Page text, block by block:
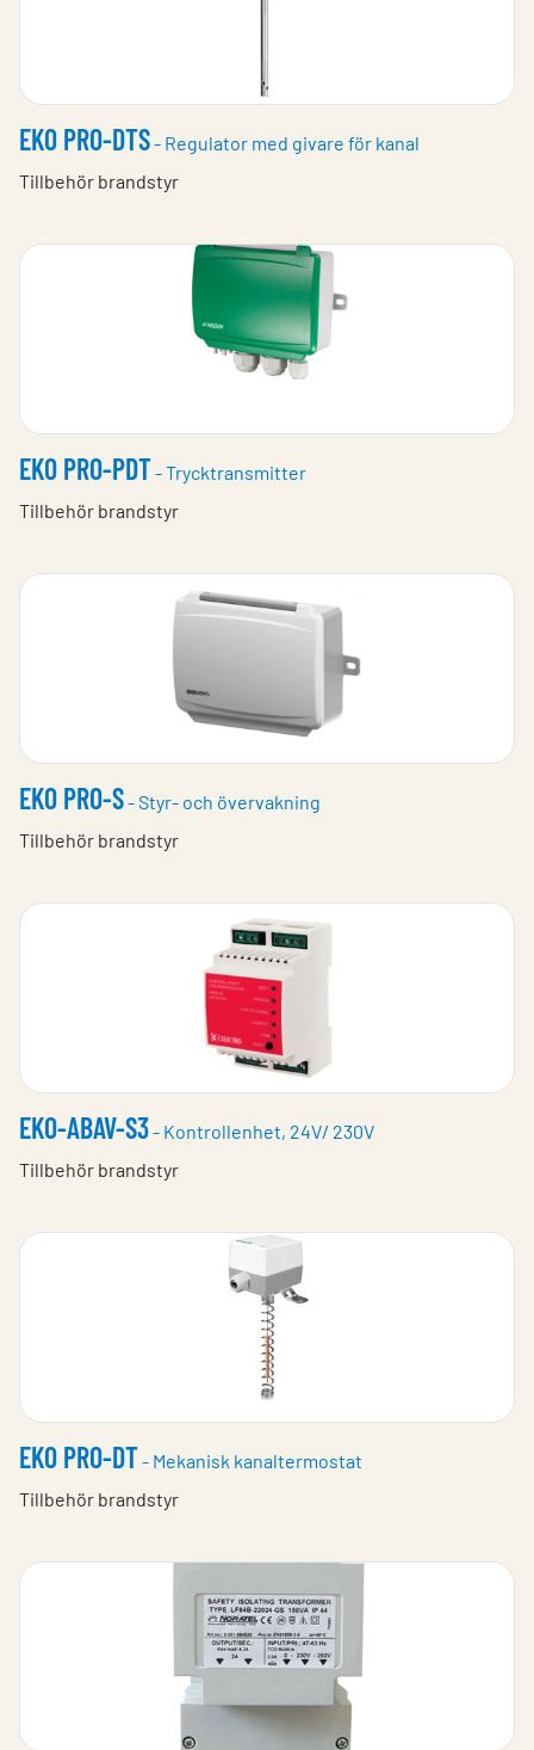
EKO PRO-DTS- Regulator med givare för kanal
Tillbehör brandstyr
EKO PRO-PDT- Trycktransmitter
Tillbehör brandstyr
EKO PRO-S- Styr- och övervakning
Tillbehör brandstyr
EKO-ABAV-S3- Kontrollenhet, 24V/ 230V
Tillbehör brandstyr
EKO PRO-DT- Mekanisk kanaltermostat
Tillbehör brandstyr